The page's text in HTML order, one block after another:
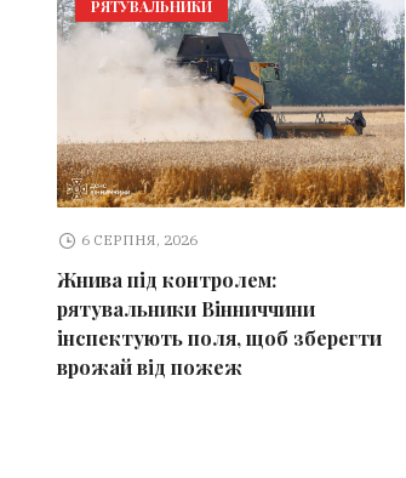
РЯТУВАЛЬНИКИ
6 СЕРПНЯ, 2026
Жнива під контролем:
рятувальники Вінниччини
інспектують поля, щоб зберегти
врожай від пожеж